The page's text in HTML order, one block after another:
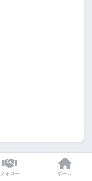
フォロー ホーム